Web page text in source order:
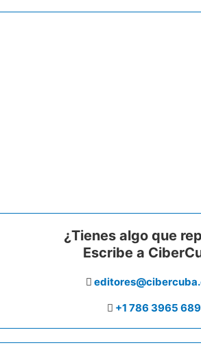
¿Tienes algo que
Escribe a
+1 786 3965 689